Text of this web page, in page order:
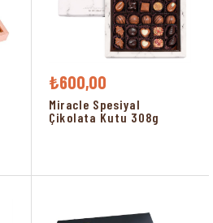
₺600,00
Miracle Spesiyal
Çikolata Kutu 308g